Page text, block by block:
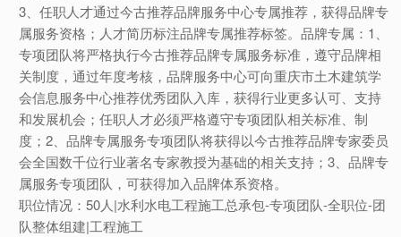
3、任职人才通过今古推荐品牌服务中心专属推荐，获得品牌专
属服务资格；人才简历标注品牌专属推荐标签。品牌专属：1、
专项团队将严格执行今古推荐品牌专属服务标准，遵守品牌相
关制度，通过年度考核，品牌服务中心可向重庆市土木建筑学
会信息服务中心推荐优秀团队入库，获得行业更多认可、支持
和发展机会；任职人才必须严格遵守专项团队相关标准、制
度；2、品牌专属服务专项团队将获得以今古推荐品牌专家委员
会全国数千位行业著名专家教授为基础的相关支持；3、品牌专
属服务专项团队，可获得加入品牌体系资格。
职位情况：50人|水利水电工程施工总承包-专项团队-全职位-团
队整体组建|工程施工